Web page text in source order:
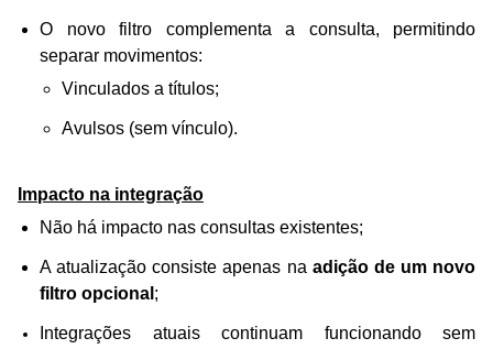
O novo filtro complementa a consulta, permitindo
separar movimentos:
Vinculados a títulos;
Avulsos (sem vínculo).
Impacto na integração
Não há impacto nas consultas existentes;
A atualização consiste apenas na adição de um novo
filtro opcional ;
Integrações atuais continuam funcionando sem